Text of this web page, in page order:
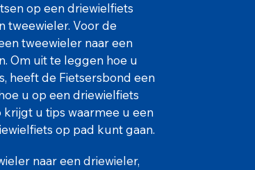
op een driewielfiets
tweewieler. Voor de
tweewieler naar een
Om uit te leggen hoe u
heeft de Fietsersbond een
u op een driewielfiets
u tips waarmee u een
op pad kunt gaan.
naar een driewieler,